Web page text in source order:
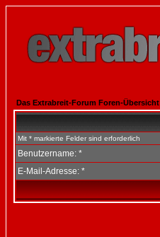
Das Extrabreit-Forum Foren-Übersicht
Mit * markierte Felder sind erforderlich
Benutzername: *
E-Mail-Adresse: *